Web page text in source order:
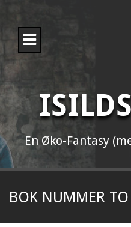
p
t
n
h
o
l
En Øko-Fantasy
BOK NUMMER TO